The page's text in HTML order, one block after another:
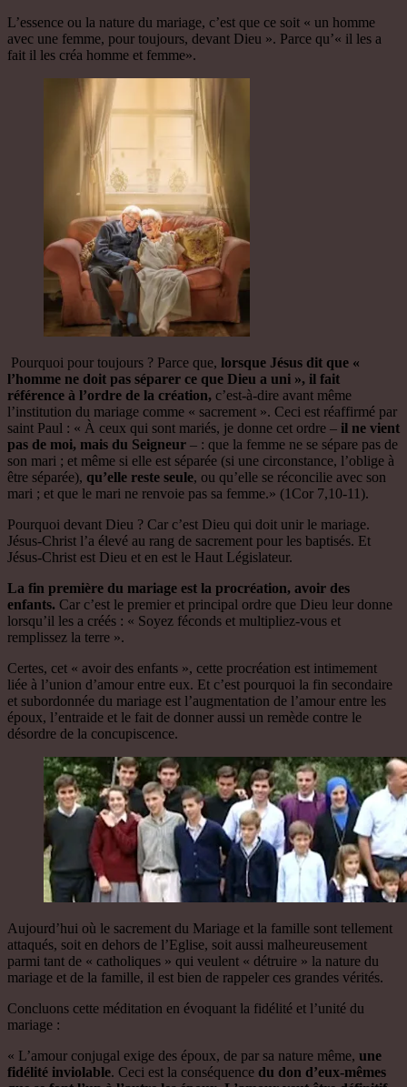
L’essence ou la nature du mariage, c’est que ce soit « un homme
avec une femme, pour toujours, devant Dieu ». Parce qu’« il les a
fait il les créa homme et femme».
Pourquoi pour toujours ? Parce que, lorsque Jésus dit que «
l’homme ne doit pas séparer ce que Dieu a uni », il fait
référence à l’ordre de la création, c’est-à-dire avant même
l’institution du mariage comme « sacrement ». Ceci est réaffirmé par
saint Paul : « À ceux qui sont mariés, je donne cet ordre – il ne vient
pas de moi, mais du Seigneur – : que la femme ne se sépare pas de
son mari ; et même si elle est séparée (si une circonstance, l’oblige à
être séparée), qu’elle reste seule, ou qu’elle se réconcilie avec son
mari ; et que le mari ne renvoie pas sa femme.» (1Cor 7,10-11).
Pourquoi devant Dieu ? Car c’est Dieu qui doit unir le mariage.
Jésus-Christ l’a élevé au rang de sacrement pour les baptisés. Et
Jésus-Christ est Dieu et en est le Haut Législateur.
La fin première du mariage est la procréation, avoir des
enfants. Car c’est le premier et principal ordre que Dieu leur donne
lorsqu’il les a créés : « Soyez féconds et multipliez-vous et
remplissez la terre ».
Certes, cet « avoir des enfants », cette procréation est intimement
liée à l’union d’amour entre eux. Et c’est pourquoi la fin secondaire
et subordonnée du mariage est l’augmentation de l’amour entre les
époux, l’entraide et le fait de donner aussi un remède contre le
désordre de la concupiscence.
Aujourd’hui où le sacrement du Mariage et la famille sont tellement
attaqués, soit en dehors de l’Eglise, soit aussi malheureusement
parmi tant de « catholiques » qui veulent « détruire » la nature du
mariage et de la famille, il est bien de rappeler ces grandes vérités.
Concluons cette méditation en évoquant la fidélité et l’unité du
mariage :
« L’amour conjugal exige des époux, de par sa nature même, une
fidélité inviolable. Ceci est la conséquence du don d’eux-mêmes